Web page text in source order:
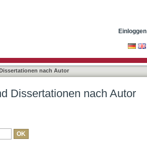
Einloggen
nach Autor
Dissertationen nach Autor